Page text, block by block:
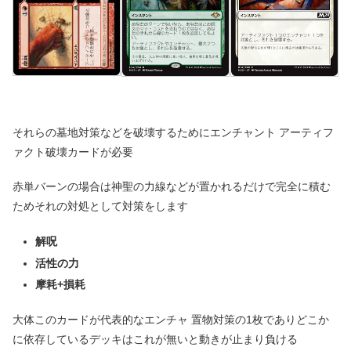
それらの墓地対策などを破壊するためにエンチャント アーティフ
ァクト破壊カードが必要
赤単バーンの場合は神聖の力線などが置かれるだけで完全に積む
ためそれの対処として対策をします
解呪
活性の力
摩耗+損耗
大体このカードが代表的なエンチャ 置物対策の1枚でありどこか
に依存しているデッキはこれが無いと動きが止まり負ける